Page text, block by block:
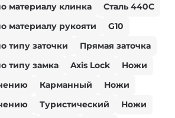
материалу клинка
Сталь 440С
материалу рукояти
G10
типу заточки
Прямая заточка
типу замка Axis Lock
Ножи
Карманный
Ножи
Туристический
Ножи